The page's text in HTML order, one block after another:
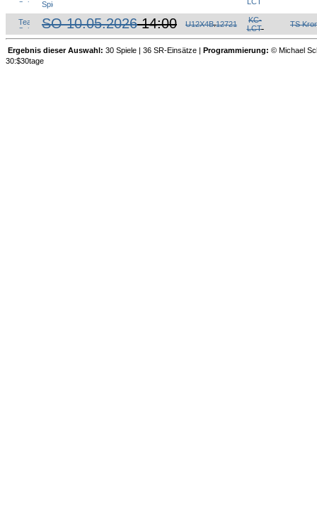
SO 10.05.202614:00 U12X4B.12721
KC-
LCT
TS
Ergebnis dieser Auswahl: 30 Spiele | 36 SR-Einsätze | Programmierung: © Michael
30:$30tage